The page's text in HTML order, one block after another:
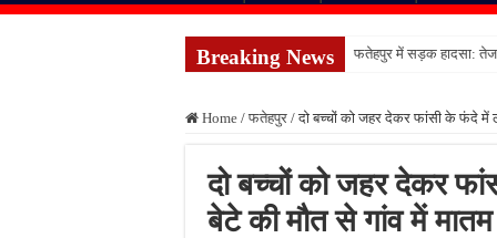
Breaking News फतेहपुर में सड़क हादसा: तेज
फतेहपुर में ट्रेन हादसा:
आधी रात घर में घुसे जहरीले
फतेहपुर में 12 अगस्त से शुरू
Home / फतेहपुर / दो बच्चों को जहर देकर फांसी के फंदे में
दो बच्चों को जहर देकर
बेटे की मौत से गांव में मातम